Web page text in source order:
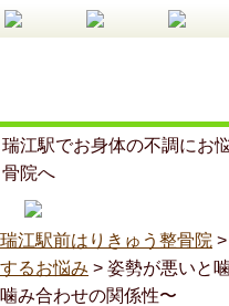
瑞江駅でお身体の不調にお
骨院へ
瑞江駅前はりきゅう整骨院 >
するお悩み > 姿勢が悪いと
噛み合わせの関係性〜